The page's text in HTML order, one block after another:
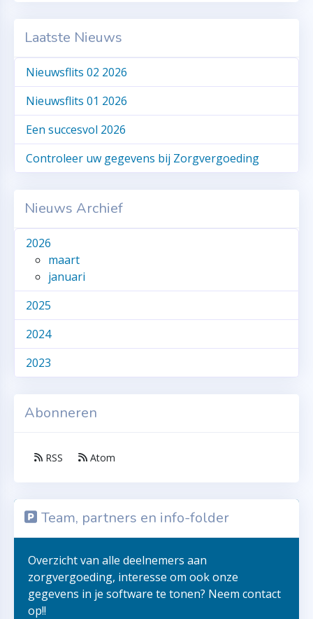
Laatste Nieuws
Nieuwsflits 02 2026
Nieuwsflits 01 2026
Een succesvol 2026
Controleer uw gegevens bij Zorgvergoeding
Nieuws Archief
2026
maart
januari
2025
2024
2023
Abonneren
RSS Atom
Team, partners en info-folder
Overzicht van alle deelnemers aan
zorgvergoeding, interesse om ook onze
gegevens in je software te tonen? Neem contact
op!!